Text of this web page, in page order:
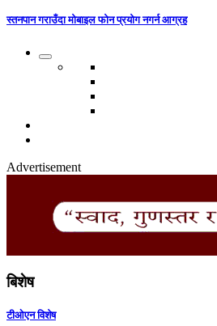
स्तनपान गराउँदा मोबाइल फोन प्रयोग नगर्न आग्रह
Advertisement
बिशेष
टीओएन विशेष